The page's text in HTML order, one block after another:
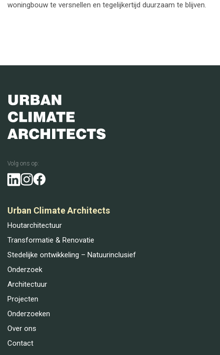
woningbouw te versnellen en tegelijkertijd duurzaam te blijven.
Volg ons op:
Urban Climate Architects
Houtarchitectuur
Transformatie & Renovatie
Stedelijke ontwikkeling – Natuurinclusief
Onderzoek
Architectuur
Projecten
Onderzoeken
Over ons
Contact